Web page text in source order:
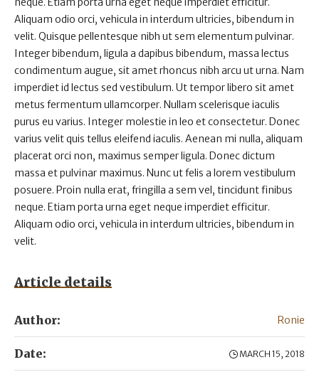
Aliquam odio orci, vehicula in interdum ultricies, bibendum in
velit. Quisque pellentesque nibh ut sem elementum pulvinar.
Integer bibendum, ligula a dapibus bibendum, massa lectus
condimentum augue, sit amet rhoncus nibh arcu ut urna. Nam
imperdiet id lectus sed vestibulum. Ut tempor libero sit amet
metus fermentum ullamcorper. Nullam scelerisque iaculis
purus eu varius. Integer molestie in leo et consectetur. Donec
varius velit quis tellus eleifend iaculis. Aenean mi nulla, aliquam
placerat orci non, maximus semper ligula. Donec dictum
massa et pulvinar maximus. Nunc ut felis a lorem vestibulum
posuere. Proin nulla erat, fringilla a sem vel, tincidunt finibus
neque. Etiam porta urna eget neque imperdiet efficitur.
Aliquam odio orci, vehicula in interdum ultricies, bibendum in
velit.
Article details
Author: Ronie
Date: MARCH 15, 2018